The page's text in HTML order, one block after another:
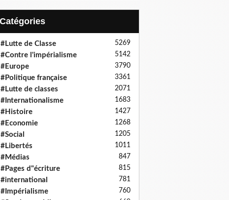
Catégories
#Lutte de Classe 5269
#Contre l'impérialisme 5142
#Europe 3790
#Politique française 3361
#Lutte de classes 2071
#Internationalisme 1683
#Histoire 1427
#Economie 1268
#Social 1205
#Libertés 1011
#Médias 847
#Pages d"écriture 815
#international 781
#Impérialisme 760